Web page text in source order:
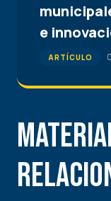
e
ARTÍCULO